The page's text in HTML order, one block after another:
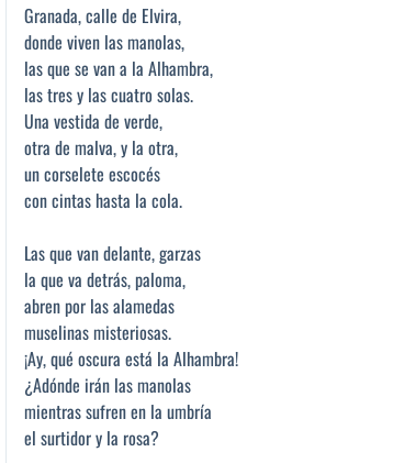
Granada, calle de Elvira,
donde viven las manolas,
las que se van a la Alhambra,
las tres y las cuatro solas.
Una vestida de verde,
otra de malva, y la otra,
un corselete escocés
con cintas hasta la cola.
Las que van delante, garzas
la que va detrás, paloma,
abren por las alamedas
muselinas misteriosas.
¡Ay, qué oscura está la Alhambra!
¿Adónde irán las manolas
mientras sufren en la umbría
el surtidor y la rosa?